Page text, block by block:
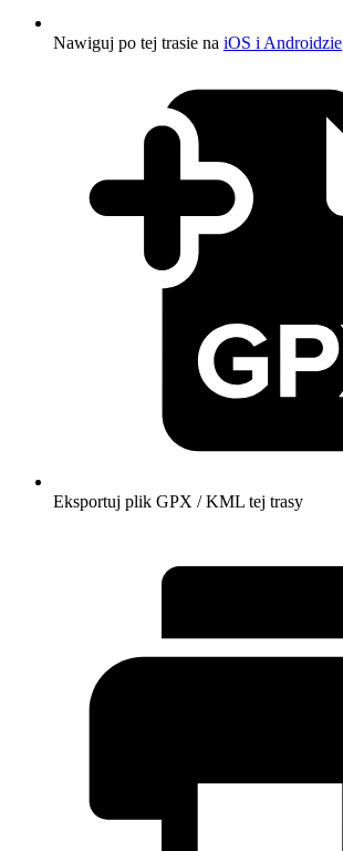
Nawiguj po tej trasie na iOS i Androidzie
Eksportuj plik GPX / KML tej trasy